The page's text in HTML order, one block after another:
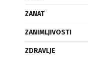
ZANAT
ZANIMLJIVOSTI
ZDRAVLJE